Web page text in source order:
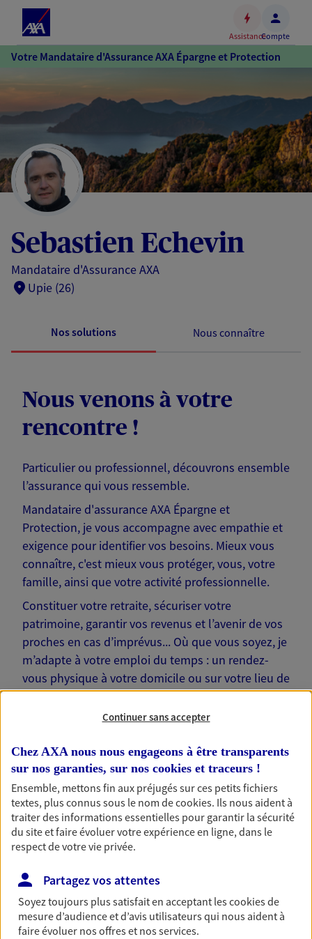
Accéder
au
Accéder
pied
de
page
AssistanceCompte
Votre Mandataire d'Assurance AXA Épargne et Protection
Sebastien Echevin
Mandataire d'Assurance AXA
Upie (26)
Nos solutions Nous connaître
Nous venons à votre
rencontre !
Particulier ou professionnel, découvrons ensemble
l’assurance qui vous ressemble.
Mandataire d'assurance AXA Épargne et
Protection, je vous accompagne avec empathie et
exigence pour identifier vos besoins. Mieux vous
connaître, c'est mieux vous protéger, vous, votre
famille, ainsi que votre activité professionnelle.
Constituer votre retraite, sécuriser votre
patrimoine, garantir vos revenus et l’avenir de vos
proches en cas d’imprévus... Où que vous soyez, je
m’adapte à votre emploi du temps : un rendez-
vous physique à votre domicile ou sur votre lieu de
travail… Je suis là pour échanger avec vous !
Nos offres phares
Épargne
immobilier, études des enfants ou voyage autour
du monde… Épargnez à votre rythme et
simplement, selon votre profil.
Continuer sans accepter
Chez AXA nous nous engageons à être transparents
sur nos garanties, sur nos cookies et traceurs !
Ensemble, mettons fin aux préjugés sur ces petits fichiers
textes, plus connus sous le nom decookies. Ils nous aident à
traiter des informations essentielles pour garantir la sécurité
du site et faire évoluer votre expérience en ligne, dans le
respect de votre vie privée.
Partagez vos attentes
Soyez toujours plus satisfait en acceptant lescookiesde
mesure d’audience et d’avis utilisateurs qui nous aident à
faire évoluer nos offres et nos services.